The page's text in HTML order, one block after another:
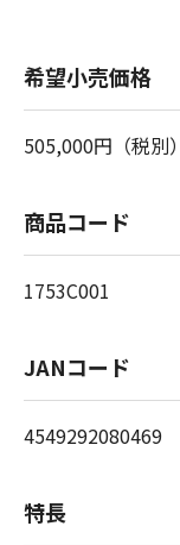
希望小売価格
505,000円（税別）
商品コード
1753C001
JANコード
4549292080469
特長